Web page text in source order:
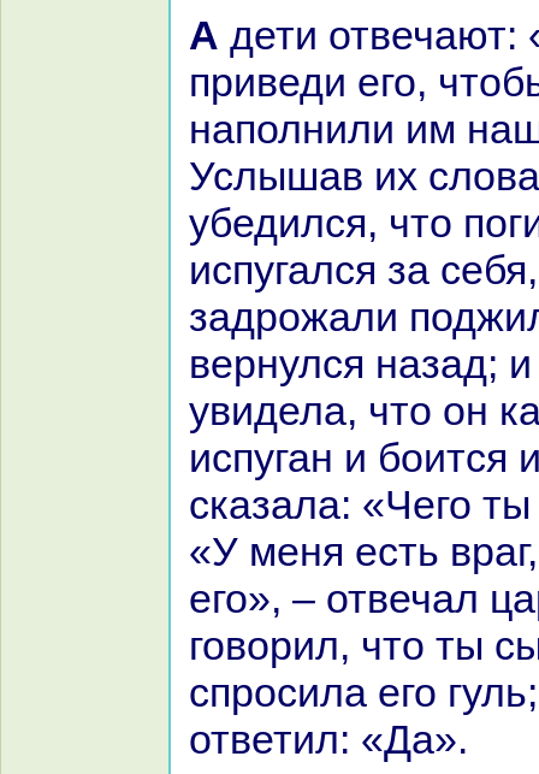
А дети отвечают: «О матушка,
приведи его,
нaполнили им
Услышав их
убедился, что
испугался за
задрожали
вернулся нaзад;
увидела, что он
испуган и боится
сказала: «Чего
«У меня есть
его», – отвечал
говорил, что ты
спросила его
ответил: «Да».